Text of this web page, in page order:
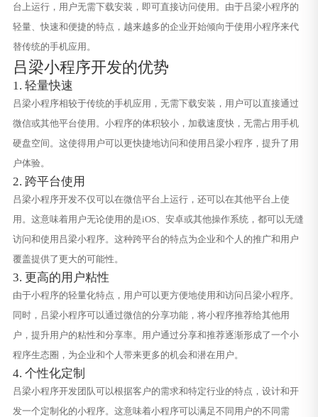
台上运行，用户无需下载安装，即可直接访问使用。由于吕梁小程序的
轻量、快速和便捷的特点，越来越多的企业开始倾向于使用小程序来代
替传统的手机应用。
吕梁小程序开发的优势
1. 轻量快速
吕梁小程序相较于传统的手机应用，无需下载安装，用户可以直接通过
微信或其他平台使用。小程序的体积较小，加载速度快，无需占用手机
硬盘空间。这使得用户可以更快捷地访问和使用吕梁小程序，提升了用
户体验。
2. 跨平台使用
吕梁小程序开发不仅可以在微信平台上运行，还可以在其他平台上使
用。这意味着用户无论使用的是iOS、安卓或其他操作系统，都可以无缝
访问和使用吕梁小程序。这种跨平台的特点为企业和个人的推广和用户
覆盖提供了更大的可能性。
3. 更高的用户粘性
由于小程序的轻量化特点，用户可以更方便地使用和访问吕梁小程序。
同时，吕梁小程序可以通过微信的分享功能，将小程序推荐给其他用
户，提升用户的粘性和分享率。用户通过分享和推荐逐渐形成了一个小
程序生态圈，为企业和个人带来更多的机会和潜在用户。
4. 个性化定制
吕梁小程序开发团队可以根据客户的需求和特定行业的特点，设计和开
发一个定制化的小程序。这意味着小程序可以满足不同用户的不同需